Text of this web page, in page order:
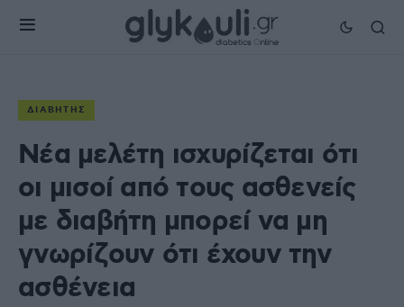
ΔΙΑΒΉΤΗΣ
Νέα μελέτη ισχυρίζεται ότι
οι μισοί από τους ασθενείς
με διαβήτη μπορεί να μη
γνωρίζουν ότι έχουν την
ασθένεια